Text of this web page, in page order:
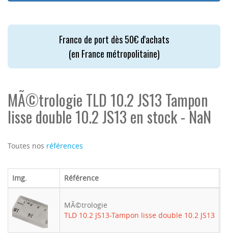
Franco de port dès 50€ d'achats
(en France métropolitaine)
MÃ©trologie TLD 10.2 JS13 Tampon
lisse double 10.2 JS13 en stock - NaN
Toutes nos références
Img. Référence
MÃ©trologie
TLD 10.2 JS13-Tampon lisse double 10.2 JS13